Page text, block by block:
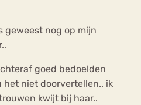
geweest nog op mijn
goed bedoelden
het niet doorvertellen.. ik
kwijt bij haar..